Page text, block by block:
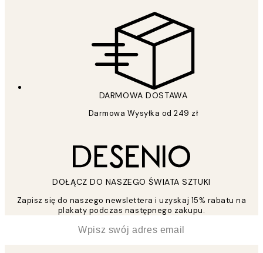
DARMOWA DOSTAWA
Darmowa Wysyłka od 249 zł
DOŁĄCZ DO NASZEGO ŚWIATA SZTUKI
Zapisz się do naszego newslettera i uzyskaj 15% rabatu na
plakaty podczas następnego zakupu.